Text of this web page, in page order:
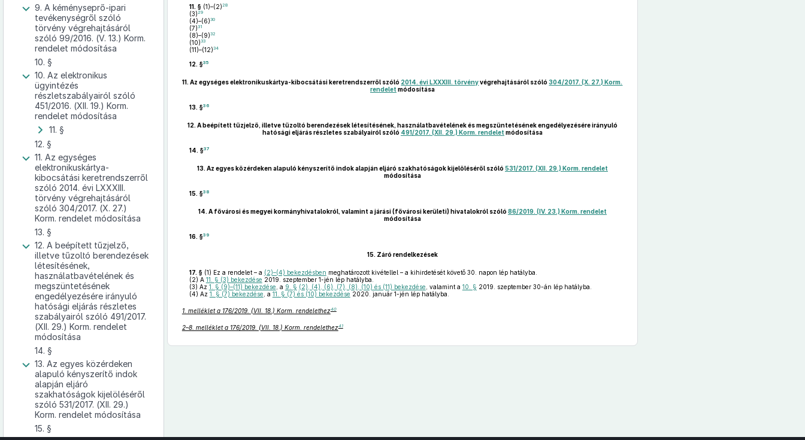
9. A kéményseprő-ipari
tevékenységről szóló
törvény végrehajtásáról
szóló 99/2016. (V. 13.) Korm.
rendelet módosítása
10. §
10. Az elektronikus
ügyintézés
részletszabályairól szóló
451/2016. (XII. 19.) Korm.
rendelet módosítása
11. §
12. §
11. Az egységes
elektronikuskártya-
kibocsátási keretrendszerről
szóló 2014. évi LXXXIII.
törvény végrehajtásáról
szóló 304/2017. (X. 27.)
Korm. rendelet módosítása
13. §
12. A beépített tűzjelző,
illetve tűzoltó berendezések
létesítésének,
használatbavételének és
megszüntetésének
engedélyezésére irányuló
hatósági eljárás részletes
szabályairól szóló 491/2017.
(XII. 29.) Korm. rendelet
módosítása
14. §
13. Az egyes közérdeken
alapuló kényszerítő indok
alapján eljáró
szakhatóságok kijelöléséről
szóló 531/2017. (XII. 29.)
Korm. rendelet módosítása
15. §
11. §(1)–(2)28
(3)29
(4)–(6)30
(7)31
(8)–(9)32
(10)33
(11)–(12)34
12. §35
11. Az egységes elektronikuskártya-kibocsátási keretrendszerről szóló 2014. évi LXXXIII. törvényvégrehajtásáról szóló304/2017. (X. 27.) Korm.
rendelet módosítása
13. §36
12. A beépített tűzjelző, illetve tűzoltó berendezések létesítésének, használatbavételének és megszüntetésének engedélyezésére irányuló
hatósági eljárás részletes szabályairól szóló 491/2017. (XII. 29.) Korm. rendelet módosítása
14. §37
13. Az egyes közérdeken alapuló kényszerítő indok alapján eljáró szakhatóságok kijelöléséről szóló 531/2017. (XII. 29.) Korm. rendelet
módosítása
15. §38
14. A fővárosi és megyei kormányhivatalokról, valamint a járási (fővárosi kerületi) hivatalokról szóló 86/2019. (IV. 23.) Korm. rendelet
módosítása
16. §39
15. Záró rendelkezések
17. §(1) Ez a rendelet – a (2)–(4) bekezdésben meghatározott kivétellel – a kihirdetését követő 30. napon lép hatályba.
(2) A 11. § (3) bekezdése 2019. szeptember 1-jén lép hatályba.
(3) Az 1. § (9)–(11) bekezdése , a 9. § (2), (4), (6), (7), (8), (10) és (11) bekezdése , valamint a 10. § 2019. szeptember 30-án lép hatályba.
(4) Az 1. § (7) bekezdése , a 11. § (7) és (10) bekezdése 2020. január 1-jén lép hatályba.
1. melléklet a 176/2019. (VII. 18.) Korm. rendelethez40
2–8. melléklet a 176/2019. (VII. 18.) Korm. rendelethez41